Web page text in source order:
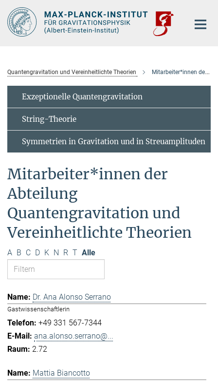
Hauptinhalt
Quantengravitation und Vereinheitlichte Theorien Mitarbeiter*innen der Abteilung
Exzeptionelle Quantengravitation
String-Theorie
Symmetrien in Gravitation und in Streuamplituden
Mitarbeiter*innen der
Abteilung
Quantengravitation und
Vereinheitlichte Theorien
A B C D K N R T Alle
Dr. Ana Alonso Serrano
Gastwissenschaftlerin
+49 331 567-7344
ana.alonso.serrano@...
2.72
Mattia Biancotto